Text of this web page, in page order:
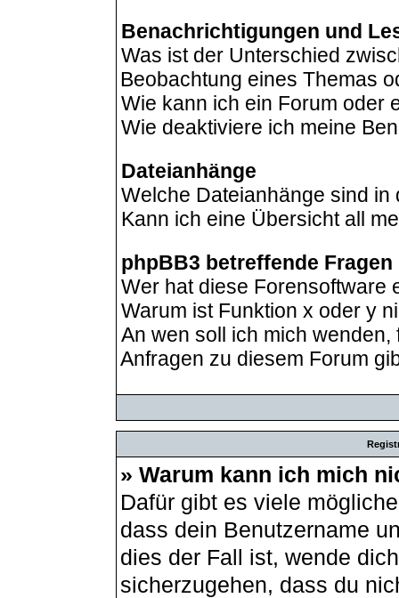
Benachrichtigungen und
Was ist der Unterschied
Beobachtung eines Themas
Wie kann ich ein Forum oder
Wie deaktiviere ich meine
Dateianhänge
Welche Dateianhänge sind
Kann ich eine Übersicht all
phpBB3 betreffende Fragen
Wer hat diese Forensoftware
Warum ist Funktion x oder y
An wen soll ich mich
Anfragen zu diesem Forum
» Warum kann ich mich
Dafür gibt es viele
dass dein Benutzername
dies der Fall ist, wende
sicherzugehen, dass du